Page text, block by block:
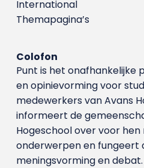
International
Themapagina’s
Colofon
Punt is het onafhankelijke
en opinievorming voor
medewerkers van Avans
informeert de
Hogeschool over voor
onderwerpen en fungeert
meningsvorming en